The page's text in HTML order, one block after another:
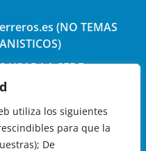
utiliza los siguientes
para que la
De
(NO TEMAS
USAR LA SEDE